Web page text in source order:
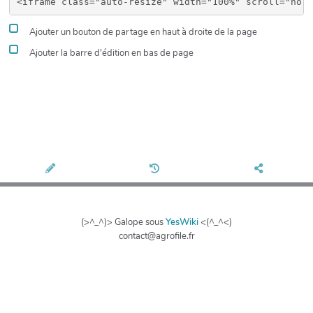
Ajouter un bouton de partage en haut à droite de la page
Ajouter la barre d'édition en bas de page
(>^_^)> Galope sousYesWiki<(^_^<)
contact@agrofile.fr